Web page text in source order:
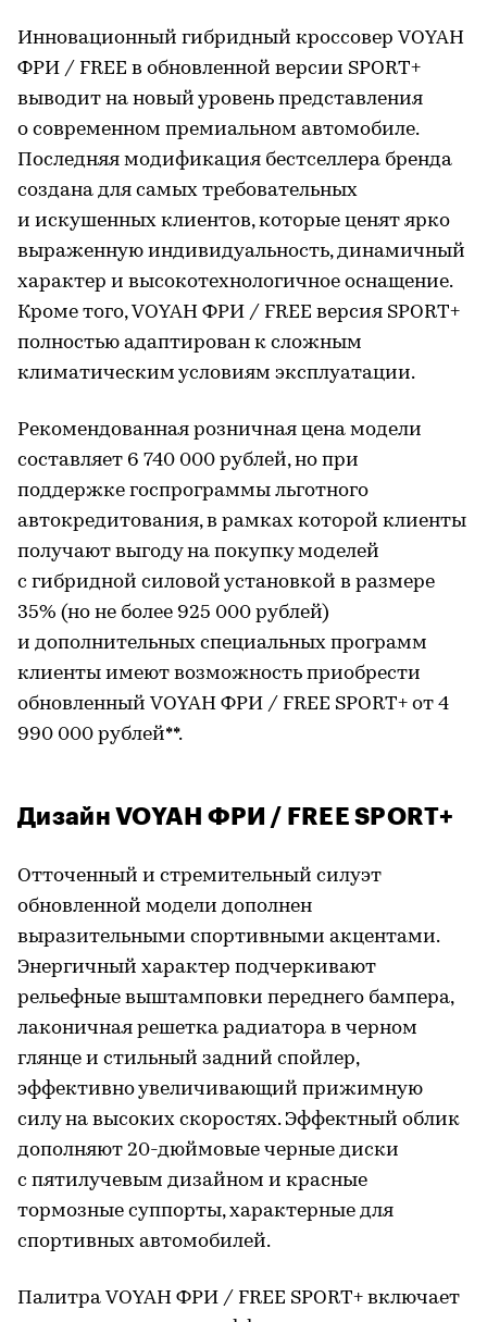
Инновационный гибридный кроссовер VOYAH
ФРИ / FREE в обновленной версии SPORT+
выводит на новый уровень представления
о современном премиальном автомобиле.
Последняя модификация бестселлера бренда
создана для самых требовательных
и искушенных клиентов, которые ценят ярко
выраженную индивидуальность, динамичный
характер и высокотехнологичное оснащение.
Кроме того, VOYAH ФРИ / FREE версия SPORT+
полностью адаптирован к сложным
климатическим условиям эксплуатации.
Рекомендованная розничная цена модели
составляет 6 740 000 рублей, но при
поддержке госпрограммы льготного
автокредитования, в рамках которой клиенты
получают выгоду на покупку моделей
с гибридной силовой установкой в размере
35% (но не более 925 000 рублей)
и дополнительных специальных программ
клиенты имеют возможность приобрести
обновленный VOYAH ФРИ / FREE SPORT+ от 4
990 000 рублей**.
Дизайн VOYAH ФРИ / FREE SPORT+
Отточенный и стремительный силуэт
обновленной модели дополнен
выразительными спортивными акцентами.
Энергичный характер подчеркивают
рельефные выштамповки переднего бампера,
лаконичная решетка радиатора в черном
глянце и стильный задний спойлер,
эффективно увеличивающий прижимную
силу на высоких скоростях. Эффектный облик
дополняют 20-дюймовые черные диски
с пятилучевым дизайном и красные
тормозные суппорты, характерные для
спортивных автомобилей.
Палитра VOYAH ФРИ / FREE SPORT+ включает